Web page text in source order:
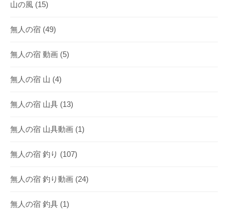
山の風 (15)
無人の宿 (49)
無人の宿 動画 (5)
無人の宿 山 (4)
無人の宿 山具 (13)
無人の宿 山具動画 (1)
無人の宿 釣り (107)
無人の宿 釣り動画 (24)
無人の宿 釣具 (1)